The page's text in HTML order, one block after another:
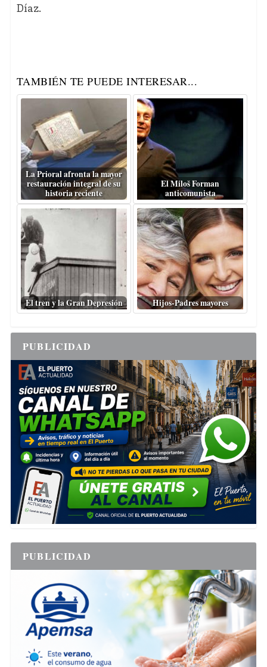
Díaz.
TAMBIÉN TE PUEDE INTERESAR...
La Prioral afronta la mayor
restauración integral de su
historia reciente
El Miloš Forman
anticomunista
El tren y la Gran Depresión Hijos-Padres mayores
PUBLICIDAD
PUBLICIDAD